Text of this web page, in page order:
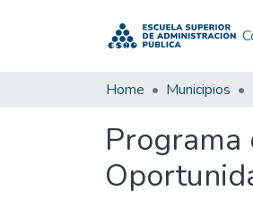
Home Municipios
Programa